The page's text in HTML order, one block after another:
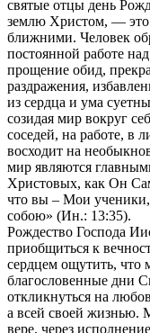
святые отцы день
землю Христом, — это
ближними. Человек
постоянной работе
прощение обид,
раздражения,
из сердца и ума
созидая мир вокруг
соседей, на работе, в
восходит на
мир являются
Христовых, как Он
что вы – Мои ученики,
собою» (Ин.: 13:35).
Рождество Господа
приобщиться к
сердцем ощутить, что
благословенные дни
откликнуться на
а всей своей жизнью.
вере, через